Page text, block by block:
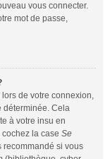
vous connecter.
mot de passe,
lors de votre connexion,
déterminée. Cela
à votre insu en
la case Se
recommandé si vous